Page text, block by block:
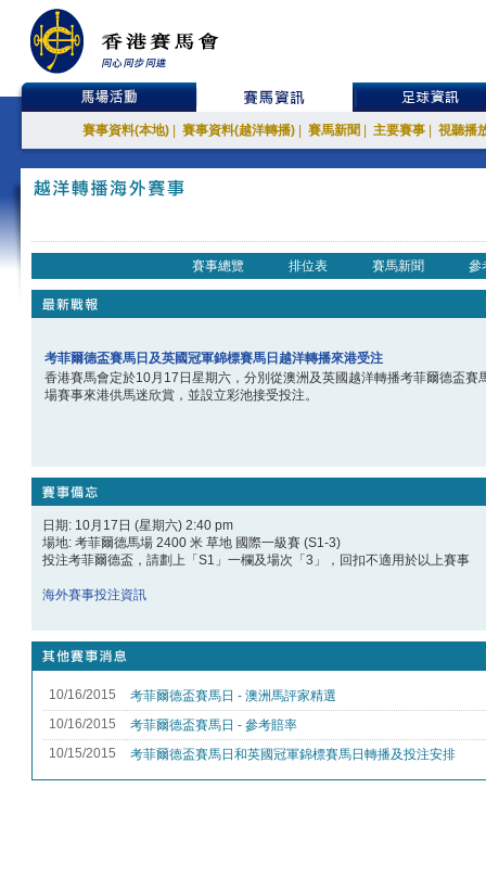
賽事資料(本地) 賽事資料(越洋轉播) 賽馬新聞 主要賽事 視聽播
賽事總覽 排位表 賽馬新聞 參
考菲爾德盃賽馬日及英國冠軍錦標賽馬日越洋轉播來港受注
香港賽馬會定於10月17日星期六，分別從澳洲及英國越洋轉播考菲爾德盃賽
場賽事來港供馬迷欣賞，並設立彩池接受投注。
日期: 10月17日 (星期六) 2:40 pm
場地: 考菲爾德馬場 2400 米 草地 國際一級賽 (S1-3)
投注考菲爾德盃，請劃上「S1」一欄及場次「3」，回扣不適用於以上賽事
海外賽事投注資訊